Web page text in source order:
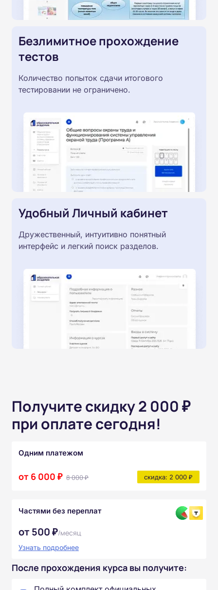
Безлимитное прохождение
тестов
Количество попыток сдачи итогового
тестировании не ограничено.
Удобный Личный кабинет
Дружественный, интуитивно понятный
интерфейс и легкий поиск разделов.
Получите скидку 2 000 ₽
при оплате сегодня!
Одним платежом
от 6 000 ₽ 8 000 ₽ скидка: 2 000 ₽
Частями без переплат
от 500 ₽/месяц
Узнать подробнее
После прохождения курса вы получите: